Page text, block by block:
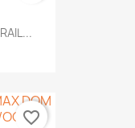
favorite_border